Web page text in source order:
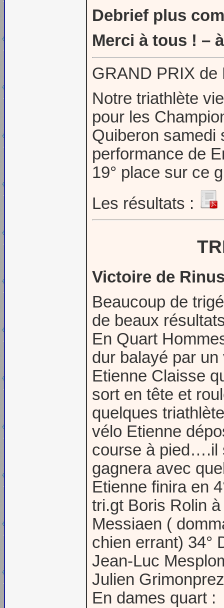
Debrief plus
Merci à tous ! –
GRAND PRIX de
Notre triathlète
pour les
Quiberon
performance de
19° place sur ce
Les résultats :
Victoire de
Beaucoup de
de beaux
En Quart
dur balayé par
Etienne Claisse
sort en tête et
quelques
vélo Etienne
course à pied….il
gagnera avec
Etienne finira en
tri.gt Boris Rolin
Messiaen (
chien errant) 34°
Jean-Luc
Julien
En dames quart :